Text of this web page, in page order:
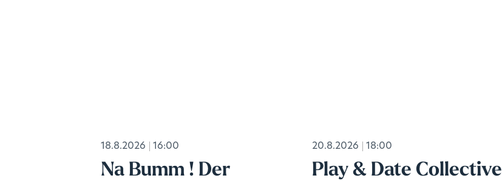
18.8.2026 16:00
Na Bumm ! Der
20.8.2026 18:00
Play & Date Collective